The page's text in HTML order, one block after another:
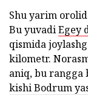
Shu yarim
Bu yuvadiEgey
qismida
kilometr.
aniq, bu rangga
kishi Bodrum